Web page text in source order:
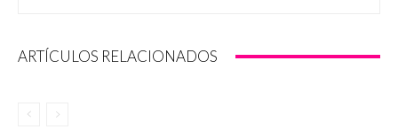
ARTÍCULOS RELACIONADOS